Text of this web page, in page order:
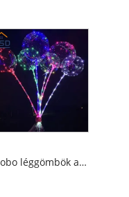
A bobo léggömbök a boldogságot elérhetik